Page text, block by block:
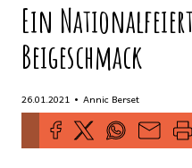
Ein
Beigeschmack
26.01.2021 • Annic Berset